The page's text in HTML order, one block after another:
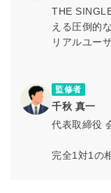
THE
える圧倒的
リアルユー
ザー体験に
しています。
監修者
千秋 真一
代表取締役
完全1対1の
舗を展開す